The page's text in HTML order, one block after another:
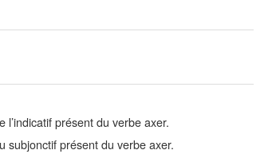
présent du verbe axer.
subjonctif présent du verbe axer.